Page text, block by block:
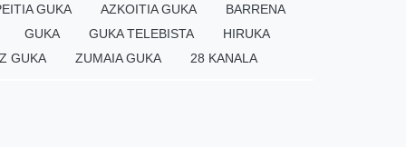
GUKA AZKOITIA GUKA
BARRENA
GUKA
GUKA TELEBISTA
HIRUKA
GUKA
ZUMAIA GUKA 28 KANALA